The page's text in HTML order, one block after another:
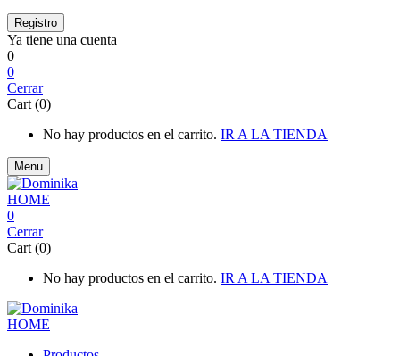
Ya tiene una cuenta
0
0
Cerrar
Cart (0)
No hay productos en el carrito. IR A LA TIENDA
Menu
0
Cerrar
Cart (0)
No hay productos en el carrito. IR A LA TIENDA